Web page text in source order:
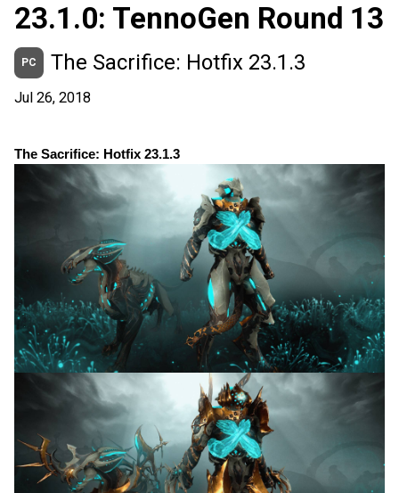
23.1.0: TennoGen Round 13
PC The Sacrifice: Hotfix 23.1.3
Jul 26, 2018
The Sacrifice: Hotfix 23.1.3